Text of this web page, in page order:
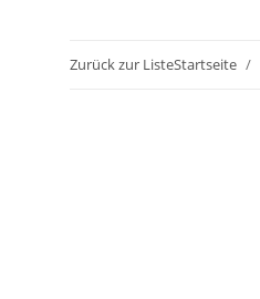
Zurück zur ListeStartseite